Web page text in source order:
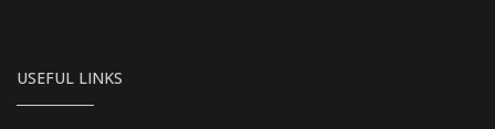
USEFUL LINKS